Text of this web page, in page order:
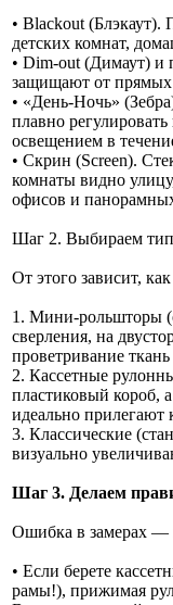
• Blackout (Блэкаут).
детских комнат,
• Dim-out (Димаут) и
защищают от прямых
• «День-Ночь»
плавно
освещением в
• Скрин (Screen).
комнаты видно
офисов и
Шаг 2. Выбираем
От этого зависит,
1. Мини-рольшторы
сверления, на
проветривание
2. Кассетные
пластиковый короб,
идеально прилегают
3. Классические
визуально
Шаг 3. Делаем
Ошибка в замерах —
• Если берете
рамы!), прижимая